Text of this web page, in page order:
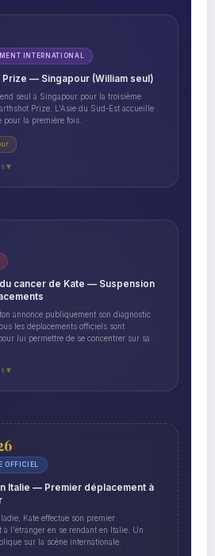
INTERNATIONAL
Prize — Singapour (William seul)
seul à Singapour pour la troisième
Prize. L'Asie du Sud-Est accueille
pour la première fois.
▼
cancer de Kate — Suspension
annonce publiquement son diagnostic
les déplacements officiels sont
lui permettre de se concentrer sur sa
▼
OFFICIEL
Italie — Premier déplacement à
Kate effectue son premier
à l'étranger en se rendant en Italie. Un
sur la scène internationale.